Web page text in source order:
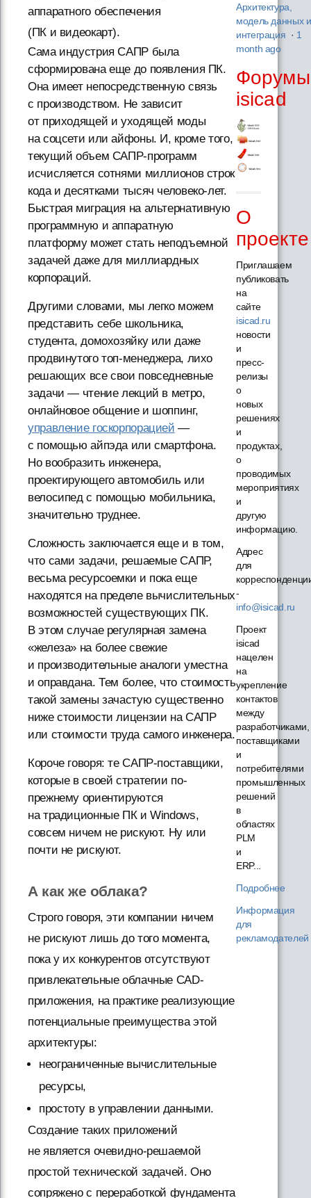
аппаратного обеспечения
(ПК и видеокарт).
Сама индустрия САПР была
сформирована еще до появления ПК.
Она имеет непосредственную связь
с производством. Не зависит
от приходящей и уходящей моды
на соцсети или айфоны. И, кроме того,
текущий объем САПР-программ
исчисляется сотнями миллионов строк
кода и десятками тысяч человеко-лет.
Быстрая миграция на альтернативную
программную и аппаратную
платформу может стать неподъемной
задачей даже для миллиардных
корпораций.
Другими словами, мы легко можем
представить себе школьника,
студента, домохозяйку или даже
продвинутого топ-менеджера, лихо
решающих все свои повседневные
задачи — чтение лекций в метро,
онлайновое общение и шоппинг,
управление госкорпорацией —
с помощью айпэда или смартфона.
Но вообразить инженера,
проектирующего автомобиль или
велосипед с помощью мобильника,
значительно труднее.
Сложность заключается еще и в том,
что сами задачи, решаемые САПР,
весьма ресурсоемки и пока еще
находятся на пределе вычислительных
возможностей существующих ПК.
В этом случае регулярная замена
«железа» на более свежие
и производительные аналоги уместна
и оправдана. Тем более, что стоимость
такой замены зачастую существенно
ниже стоимости лицензии на САПР
или стоимости труда самого инженера.
Короче говоря: те САПР-поставщики,
которые в своей стратегии по-
прежнему ориентируются
на традиционные ПК и Windows,
совсем ничем не рискуют. Ну или
почти не рискуют.
А как же облака?
Строго говоря, эти компании ничем
не рискуют лишь до того момента,
пока у их конкурентов отсутствуют
привлекательные облачные CAD-
приложения, на практике реализующие
потенциальные преимущества этой
архитектуры:
неограниченные вычислительные
ресурсы,
простоту в управлении данными.
Создание таких приложений
не является очевидно-решаемой
простой технической задачей. Оно
сопряжено с переработкой фундамента
Архитектура,
модель данных и
интеграция · 1
month ago
Форумы
isicad
О
проекте
Приглашаем
публиковать
на
сайте
isicad.ru
новости
и
пресс-
релизы
о
новых
решениях
и
продуктах,
о
проводимых
мероприятиях
и
другую
информацию.
Адрес
для
-
info@isicad.ru
Проект
isicad
нацелен
на
укрепление
контактов
между
разработчиками,
поставщиками
и
потребителями
промышленных
решений
в
областях
PLM
и
ERP...
Подробнее
Информация
для
рекламодателей